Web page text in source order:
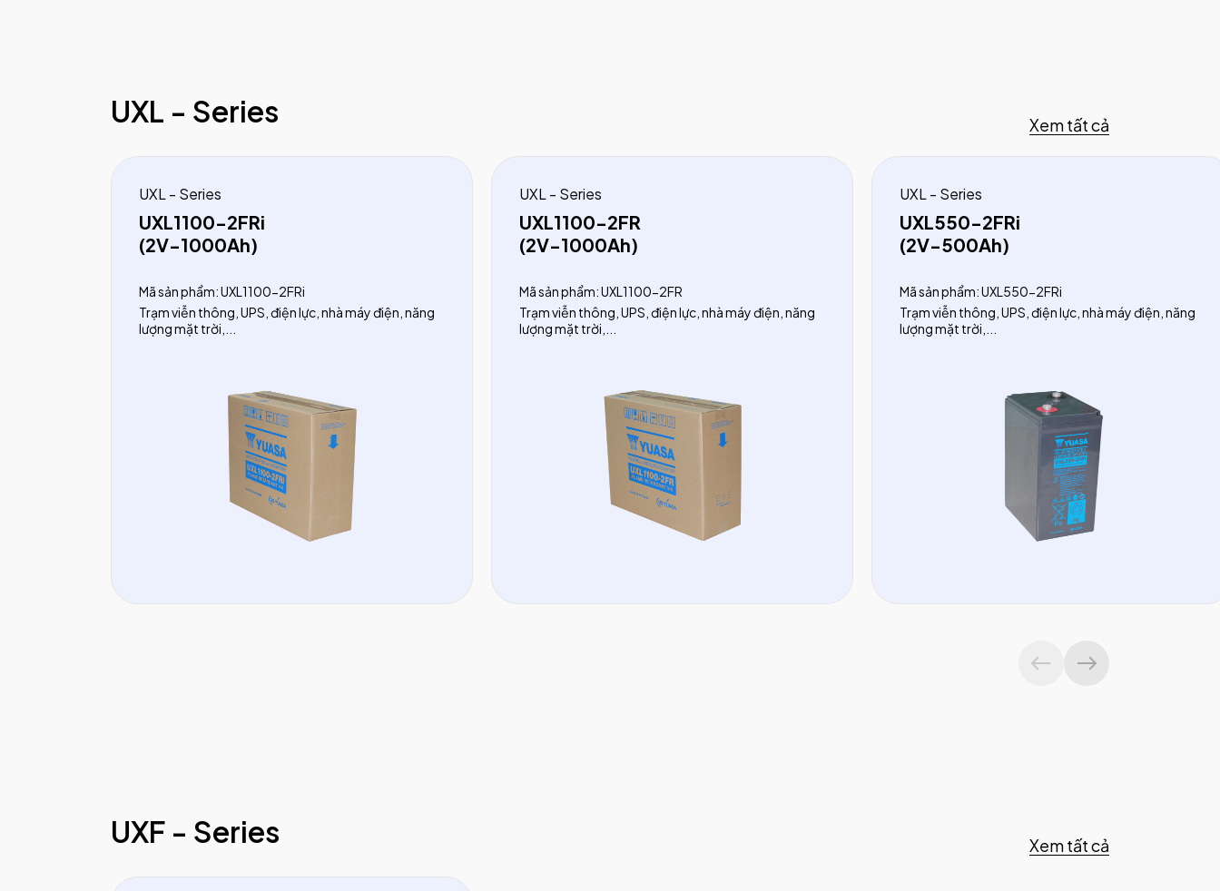
UXL - Series Xem tất cả
UXL - Series
UXL1100-2FRi
(2V-1000Ah)
Mã sản phẩm: UXL1100-2FRi
Trạm viễn thông, UPS, điện lực, nhà máy điện, năng
lượng mặt trời,...
UXL - Series
UXL1100-2FR
(2V-1000Ah)
Mã sản phẩm: UXL1100-2FR
Trạm viễn thông, UPS, điện lực, nhà máy điện, năng
lượng mặt trời,...
UXL - Series
UXL550-2FRi
(2V-500Ah)
Mã sản phẩm: UXL550-2FRi
Trạm viễn thông, UPS, điện lực, nhà máy điện, năng
lượng mặt trời,...
UXF - Series Xem tất cả